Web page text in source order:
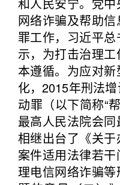
网络诈骗及帮助
罪工作，习近平
示，为打击治理
本遵循。为应对
化，2015年刑法
动罪（以下简称“
最高人民法院会
相继出台了《关
案件适用法律若
理电信网络诈骗